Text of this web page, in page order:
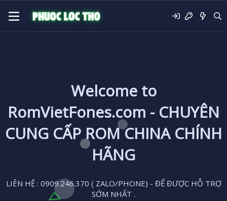
Welcome to
RomVietFones.com - CHUYÊN
CUNG CẤP ROM CHINA CHÍNH
HÃNG
LIÊN HỆ : 0909.246.370 ( ZALO/PHONE) - ĐỂ ĐƯỢC HỖ TRỢ
SỚM NHẤT .